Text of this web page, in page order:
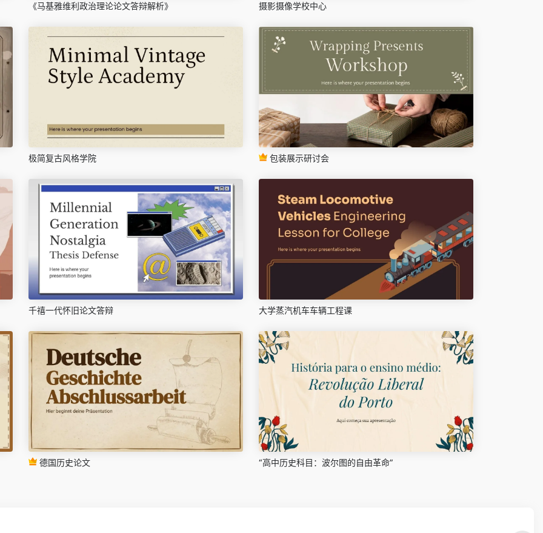
《马基雅维利政治理论论文答辩解析》 摄影摄像学校中心
极简复古风格学院 包装展示研讨会
千禧一代怀旧论文答辩 大学蒸汽机车车辆工程课
德国历史论文 “高中历史科目：波尔图的自由革命”